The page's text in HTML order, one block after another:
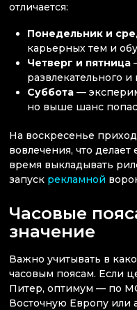
отличается:
Понедельник и
карьерных тем и
Четверг и пятница
развлекательного и
Суббота —
но выше шанс
На воскресенье
вовлечения, что
время выкладывать
запуск рекламной
Часовые
значение
Важно учитывать в
часовым поясам. Если
Питер, оптимум — по
Восточную Европу или